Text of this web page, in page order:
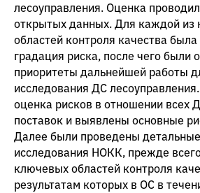
лесоуправления. Оценка
открытых данных. Для каждой из
областей контроля качества
градация риска, после чего были
приоритеты дальнейшей работы
исследования ДС
оценка рисков в отношении всех
поставок и выявлены основные
Далее были проведены
исследования НОКК, прежде
ключевых областей контроля
результатам которых в ОС в